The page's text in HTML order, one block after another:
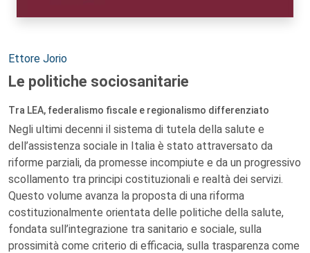
Autori:
Ettore Jorio
Le politiche sociosanitarie
Tra LEA, federalismo fiscale e regionalismo differenziato
Negli ultimi decenni il sistema di tutela della salute e
dell’assistenza sociale in Italia è stato attraversato da
riforme parziali, da promesse incompiute e da un progressivo
scollamento tra principi costituzionali e realtà dei servizi.
Questo volume avanza la proposta di una riforma
costituzionalmente orientata delle politiche della salute,
fondata sull’integrazione tra sanitario e sociale, sulla
prossimità come criterio di efficacia, sulla trasparenza come